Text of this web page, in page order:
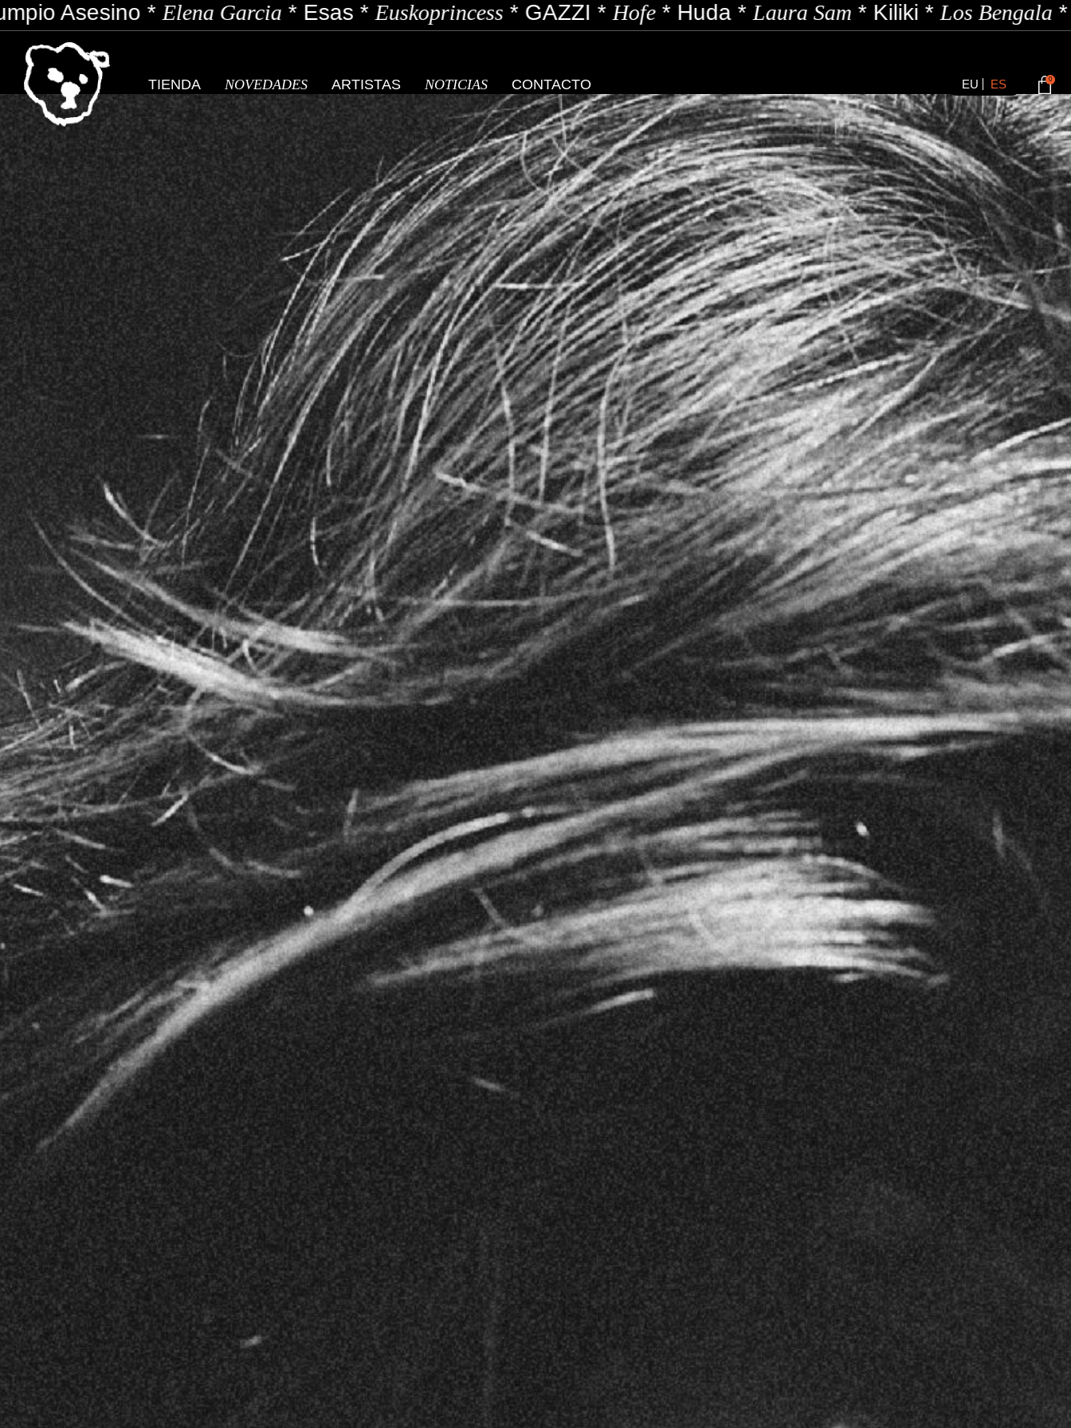
Garcia*Esas *Euskoprincess*GAZZI*Hofe*Huda*Laura Sam *Kiliki*Los Bengala*Mirua *N. Hardem
TIENDA NOVEDADES ARTISTAS NOTICIAS CONTACTO EU ES 0